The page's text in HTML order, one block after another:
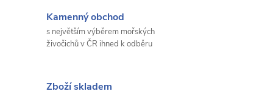
Kamenný obchod
s největším výběrem mořských
živočichů v ČR ihned k odběru
Zboží skladem